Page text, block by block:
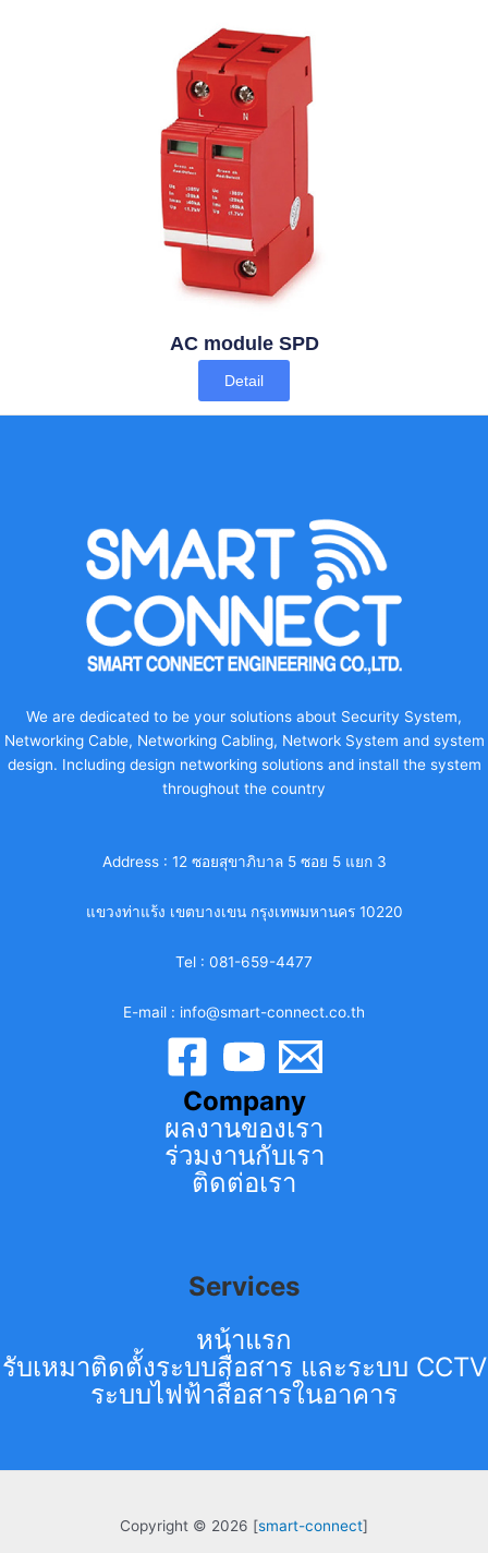
AC module SPD
Detail
We are dedicated to be your solutions about Security System,
Networking Cable, Networking Cabling, Network System and system
design. Including design networking solutions and install the system
throughout the country
Address : 12 ซอยสุขาภิบาล 5 ซอย 5 แยก 3
แขวงท่าแร้ง เขตบางเขน กรุงเทพมหานคร 10220
Tel : 081-659-4477
E-mail : info@smart-connect.co.th
Company
ผลงานของเรา
ร่วมงานกับเรา
ติดต่อเรา
Services
หน้าแรก
รับเหมาติดตั้งระบบสื่อสาร และระบบ CCTV
ระบบไฟฟ้าสื่อสารในอาคาร
Copyright © 2026 [smart-connect]